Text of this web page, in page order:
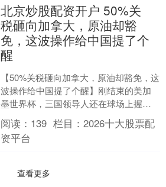
北京炒股配资开户 50%关
税砸向加拿大，原油却豁
免，这波操作给中国提了个
醒
【50%关税砸向加拿大，原油却豁免，这
波操作给中国提了个醒】刚结束的美加
墨世界杯，三国领导人还在球场上握手
言和，其乐融融。结果呢？转过天来，
特朗普就对加拿大掀了....
阅读： 139 栏目：2026十大股票配
资平台
查看更多